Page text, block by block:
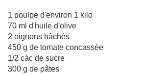
1 poulpe d'environ 1 kilo
70 ml d'huile d'olive
2 oignons hâchés
450 g de tomate concassée
1/2 càc de sucre
300 g de pâtes